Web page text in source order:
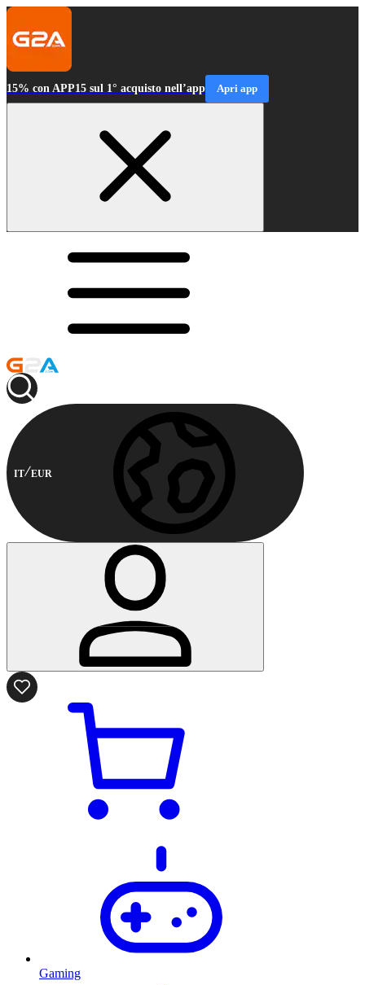
15% con APP15 sul 1° acquisto nell’app Apri app
IT EUR
Gaming